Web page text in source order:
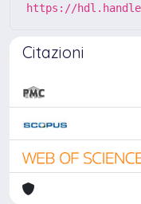
https://
Citazioni